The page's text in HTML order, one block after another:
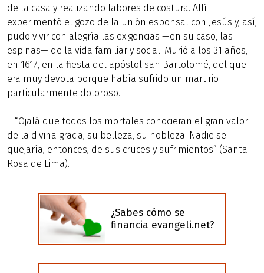
de la casa y realizando labores de costura. Allí
experimentó el gozo de la unión esponsal con Jesús y, así,
pudo vivir con alegría las exigencias —en su caso, las
espinas— de la vida familiar y social. Murió a los 31 años,
en 1617, en la fiesta del apóstol san Bartolomé, del que
era muy devota porque había sufrido un martirio
particularmente doloroso.
—“Ojalá que todos los mortales conocieran el gran valor
de la divina gracia, su belleza, su nobleza. Nadie se
quejaría, entonces, de sus cruces y sufrimientos” (Santa
Rosa de Lima).
¿Sabes cómo se
financia evangeli.net?